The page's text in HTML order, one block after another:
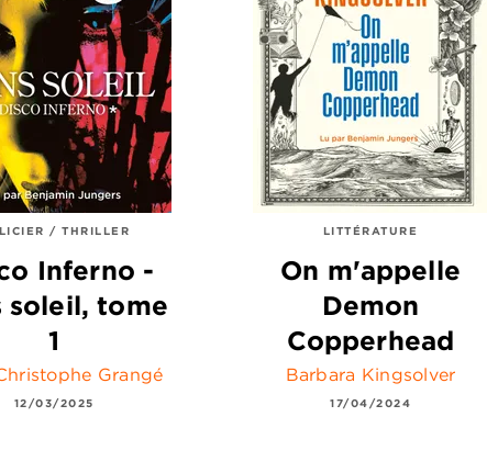
/ THRILLER
Inferno -
soleil, tome
1
Grangé
12/03/2025
LITTÉRATURE
On m'appelle
Demon
Copperhead
Barbara Kingsolver
17/04/2024